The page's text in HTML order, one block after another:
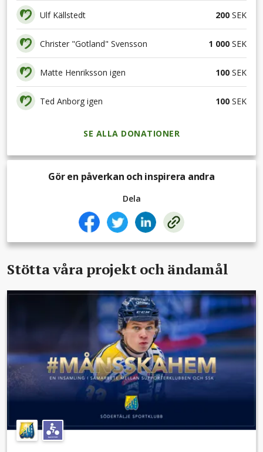
Ulf Källstedt 200 SEK
Christer "Gotland" Svensson 1 000 SEK
Matte Henriksson igen 100 SEK
Ted Anborg igen 100 SEK
SE ALLA DONATIONER
Gör en påverkan och inspirera andra
Dela
Stötta våra projekt och ändamål